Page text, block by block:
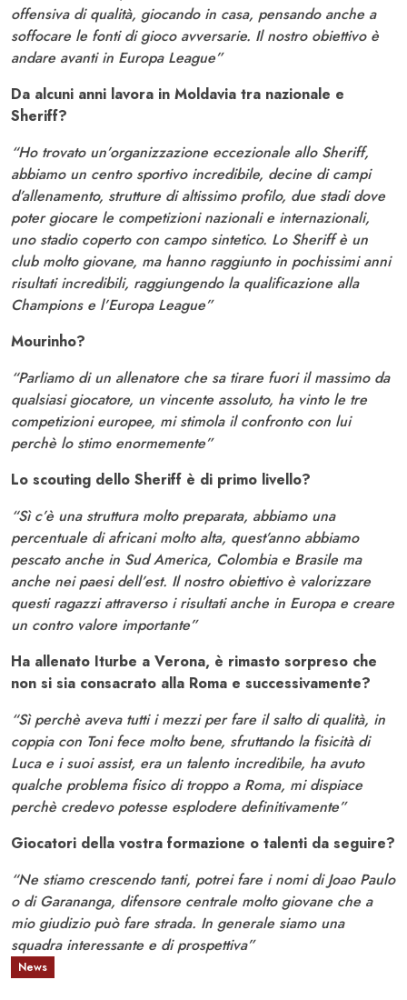
offensiva di qualità, giocando in casa, pensando anche a
soffocare le fonti di gioco avversarie. Il nostro obiettivo è
andare avanti in Europa League”
Da alcuni anni lavora in Moldavia tra nazionale e
Sheriff?
“Ho trovato un’organizzazione eccezionale allo Sheriff,
abbiamo un centro sportivo incredibile, decine di campi
d’allenamento, strutture di altissimo profilo, due stadi dove
poter giocare le competizioni nazionali e internazionali,
uno stadio coperto con campo sintetico. Lo Sheriff è un
club molto giovane, ma hanno raggiunto in pochissimi anni
risultati incredibili, raggiungendo la qualificazione alla
Champions e l’Europa League”
Mourinho?
“Parliamo di un allenatore che sa tirare fuori il massimo da
qualsiasi giocatore, un vincente assoluto, ha vinto le tre
competizioni europee, mi stimola il confronto con lui
perchè lo stimo enormemente”
Lo scouting dello Sheriff è di primo livello?
“Sì c’è una struttura molto preparata, abbiamo una
percentuale di africani molto alta, quest’anno abbiamo
pescato anche in Sud America, Colombia e Brasile ma
anche nei paesi dell’est. Il nostro obiettivo è valorizzare
questi ragazzi attraverso i risultati anche in Europa e creare
un contro valore importante”
Ha allenato Iturbe a Verona, è rimasto sorpreso che
non si sia consacrato alla Roma e successivamente?
“Sì perchè aveva tutti i mezzi per fare il salto di qualità, in
coppia con Toni fece molto bene, sfruttando la fisicità di
Luca e i suoi assist, era un talento incredibile, ha avuto
qualche problema fisico di troppo a Roma, mi dispiace
perchè credevo potesse esplodere definitivamente”
Giocatori della vostra formazione o talenti da seguire?
“Ne stiamo crescendo tanti, potrei fare i nomi di Joao Paulo
o di Garananga, difensore centrale molto giovane che a
mio giudizio può fare strada. In generale siamo una
squadra interessante e di prospettiva”
News